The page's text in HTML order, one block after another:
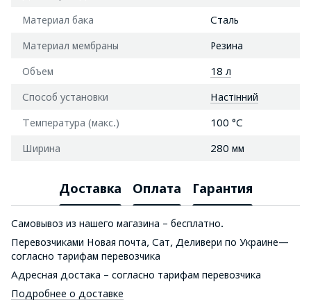
Материал бака Сталь
Материал мембраны Резина
Объем 18 л
Способ установки Настінний
Температура (макс.) 100 °С
Ширина 280 мм
Доставка Оплата Гарантия
Самовывоз из нашего магазина – бесплатно.
Перевозчиками Новая почта, Сат, Деливери по Украине—
согласно тарифам перевозчика
Адресная достака – согласно тарифам перевозчика
Подробнее о доставке